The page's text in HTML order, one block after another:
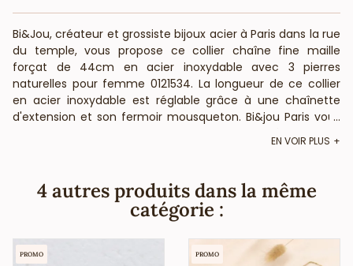
Bi&Jou, créateur et grossiste bijoux acier à Paris dans la rue
du temple, vous propose ce collier chaîne fine maille
forçat de 44cm en acier inoxydable avec 3 pierres
naturelles pour femme 0121534. La longueur de ce collier
en acier inoxydable est réglable grâce à une chaînette
d'extension et son fermoir mousqueton. Bi&jou Paris vous
naturelle : La forme, couleur et taille peuvent varier. Bi&Jou,
de la beauté, vous annonce que ce collier fantaisie ne
contient pas de nickel, plomb ni cadmium et est anti-
allergique (conformément aux lois françaises et
...
EN VOIR PLUS
4 autres produits dans la même
catégorie :
PROMO PROMO